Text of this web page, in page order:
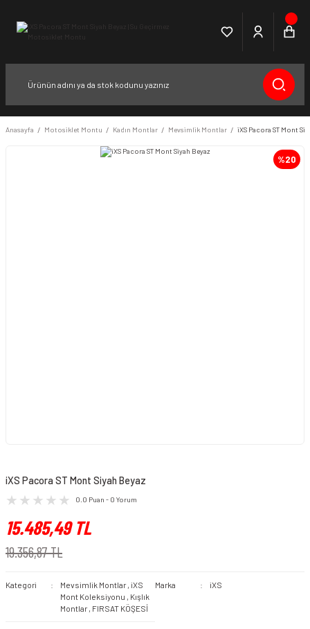
Anasayfa Motosiklet Montu Kadın Montlar Mevsimlik Montlar iXS Pacora ST Mont
%20
iXS Pacora ST Mont Siyah Beyaz
0.0 Puan - 0 Yorum
15.485,49 TL
19.356,87 TL
Kategori Mevsimlik Montlar , iXS
Mont Koleksiyonu , Kışlık
Montlar , FIRSAT KÖŞESİ
Marka iXS